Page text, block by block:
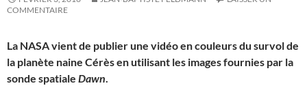
COMMENTAIRE
La NASA vient de publier une vidéo en couleurs du survol de
la planète naine Cérès en utilisant les images fournies par la
sonde spatiale Dawn.